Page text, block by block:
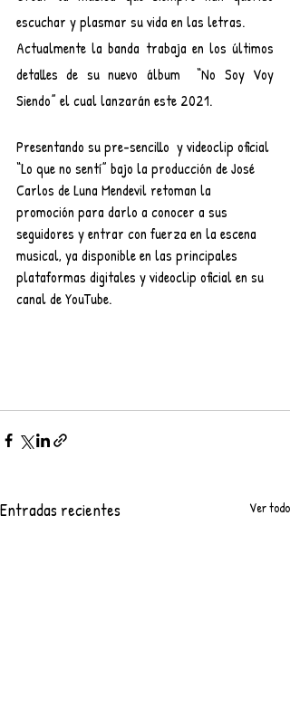
escuchar y plasmar su vida en las letras.
Actualmente la banda trabaja en los últimos
detalles de su nuevo álbum  “No Soy Voy
Siendo” el cual lanzarán este 2021.
Presentando su pre-sencillo  y videoclip oficial
“Lo que no sentí” bajo la producción de José
Carlos de Luna Mendevil retoman la
promoción para darlo a conocer a sus
seguidores y entrar con fuerza en la escena
musical, ya disponible en las principales
plataformas digitales y videoclip oficial en su
canal de YouTube.
Entradas recientes Ver todo